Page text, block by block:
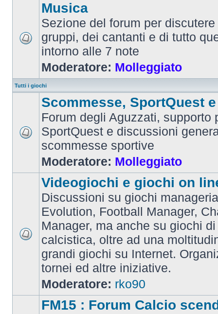
Musica
Sezione del forum per
gruppi, dei cantanti e di tutto
intorno alle 7 note
Moderatore: Molleggiato
Tutti i giochi
Scommesse, SportQuest
Forum degli Aguzzati, supporto
SportQuest e discussioni
scommesse sportive
Moderatore: Molleggiato
Videogiochi e giochi on
Discussioni su giochi
Evolution, Football Manager,
Manager, ma anche su giochi
calcistica, oltre ad una
grandi giochi su Internet.
tornei ed altre iniziative.
Moderatore: rko90
FM15 : Forum Calcio